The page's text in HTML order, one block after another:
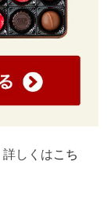
詳しくはこち